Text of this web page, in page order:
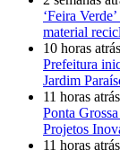
‘Feira
material
10 horas atrás
Prefeitura
Jardim
11 horas atrás
Ponta
Projetos
11 horas atrás